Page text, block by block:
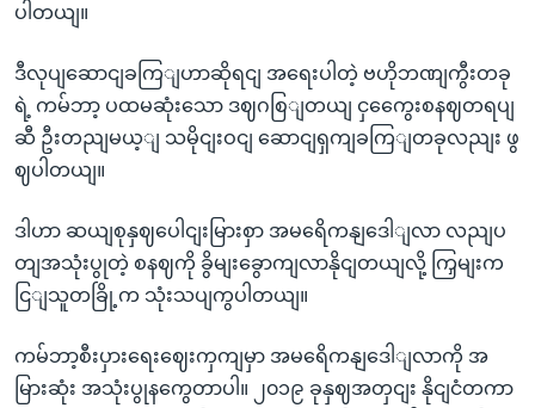
ပါတယျ။
ဒီလုပျဆောငျခကြျဟာဆိုရငျ အရေးပါတဲ့ ဗဟိုဘဏျကွီးတခု
ရဲ့ ကမ်ဘာ့ ပထမဆုံးသော ဒဈဂစြျတယျ ငှကွေေးစနဈတရပျ
ဆီ ဦးတညျမယ့ျ သမိုငျးဝငျ ဆောငျရှကျခကြျတခုလညျး ဖွ
ဈပါတယျ။
ဒါဟာ ဆယျစုနှဈပေါငျးမြားစှာ အမရေိကနျဒေါျလာ လညျပ
တျအသုံးပွုတဲ့ စနဈကို ခွိမျးခွောကျလာနိုငျတယျလို့ ကြှမျးက
ငြျသူတခြို့က သုံးသပျကွပါတယျ။
ကမ်ဘာ့စီးပှားရေးဈေးကှကျမှာ အမရေိကနျဒေါျလာကို အ
မြားဆုံး အသုံးပွုနကွေတာပါ။ ၂၀၁၉ ခုနှဈအတှငျး နိုငျငံတကာ